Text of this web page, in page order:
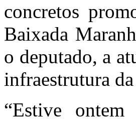
concretos
Baixada
o deputado, a
infraestrutura
“Estive